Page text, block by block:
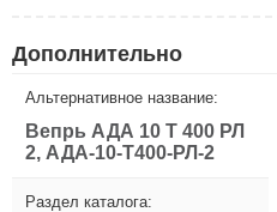
Дополнительно
Альтернативное название:
Вепрь АДА 10 Т 400 РЛ
2, АДА-10-Т400-РЛ-2
Раздел каталога: